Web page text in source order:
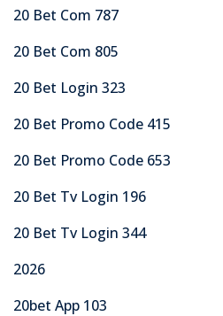
20 Bet Com 787
20 Bet Com 805
20 Bet Login 323
20 Bet Promo Code 415
20 Bet Promo Code 653
20 Bet Tv Login 196
20 Bet Tv Login 344
2026
20bet App 103